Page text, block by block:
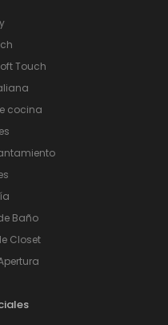
Touch
cocina
Baño
Closet